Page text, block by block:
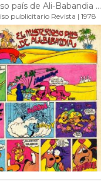
El misterioso país de Ali-Babandia ep. 15
publicitario Revista | 1978